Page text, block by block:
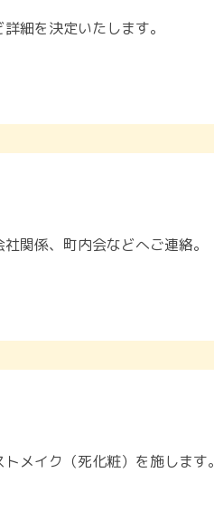
細を決定いたします。
関係、町内会などへご連絡。
メイク（死化粧）を施します。